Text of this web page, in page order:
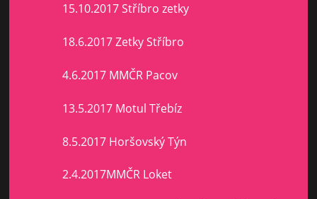
15.10.2017 Stříbro zetky
18.6.2017 Zetky Stříbro
4.6.2017 MMČR Pacov
13.5.2017 Motul Třebíz
8.5.2017 Horšovský Týn
2.4.2017MMČR Loket